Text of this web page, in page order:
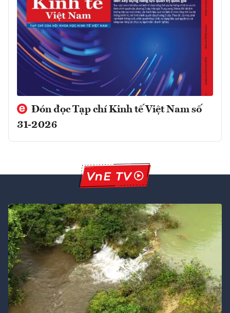
Đón đọc Tạp chí Kinh tế Việt Nam số
31-2026